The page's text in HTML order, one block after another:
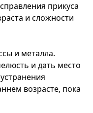
прикуса
и сложности
и металла.
и дать место
возрасте, пока